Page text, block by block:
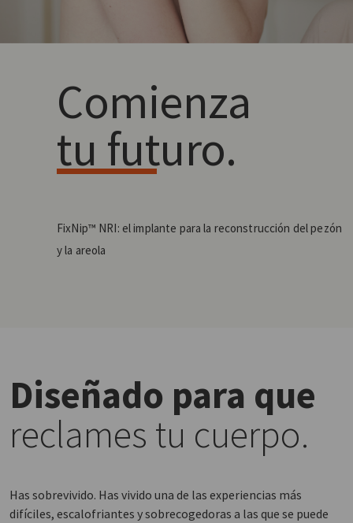
Comienza
tu futuro.
FixNip™ NRI: el implante para la reconstrucción del pezón
y la areola
Diseñado para que
reclames tu cuerpo.
Has sobrevivido. Has vivido una de las experiencias más
difíciles, escalofriantes y sobrecogedoras a las que se puede